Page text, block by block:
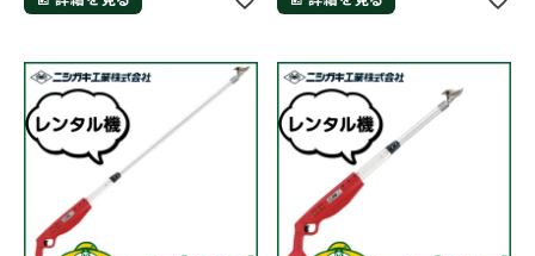
0739-72-4532 24時間受付